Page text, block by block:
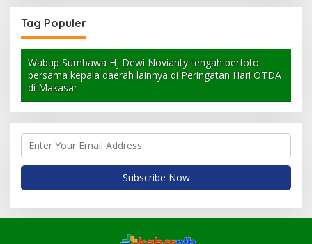
Tag Populer
Wabup Sumbawa Hj Dewi Novianty tengah berfoto
bersama kepala daerah lainnya di Peringatan Hari OTDA
di Makasar